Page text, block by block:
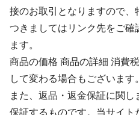
接のお取引となりますので、
つきましてはリンク先をご確
ます。
商品の価格 商品の詳細 消費
して変わる場合もございます。
また、返品・返金保証に関
保証するものです。当サイト